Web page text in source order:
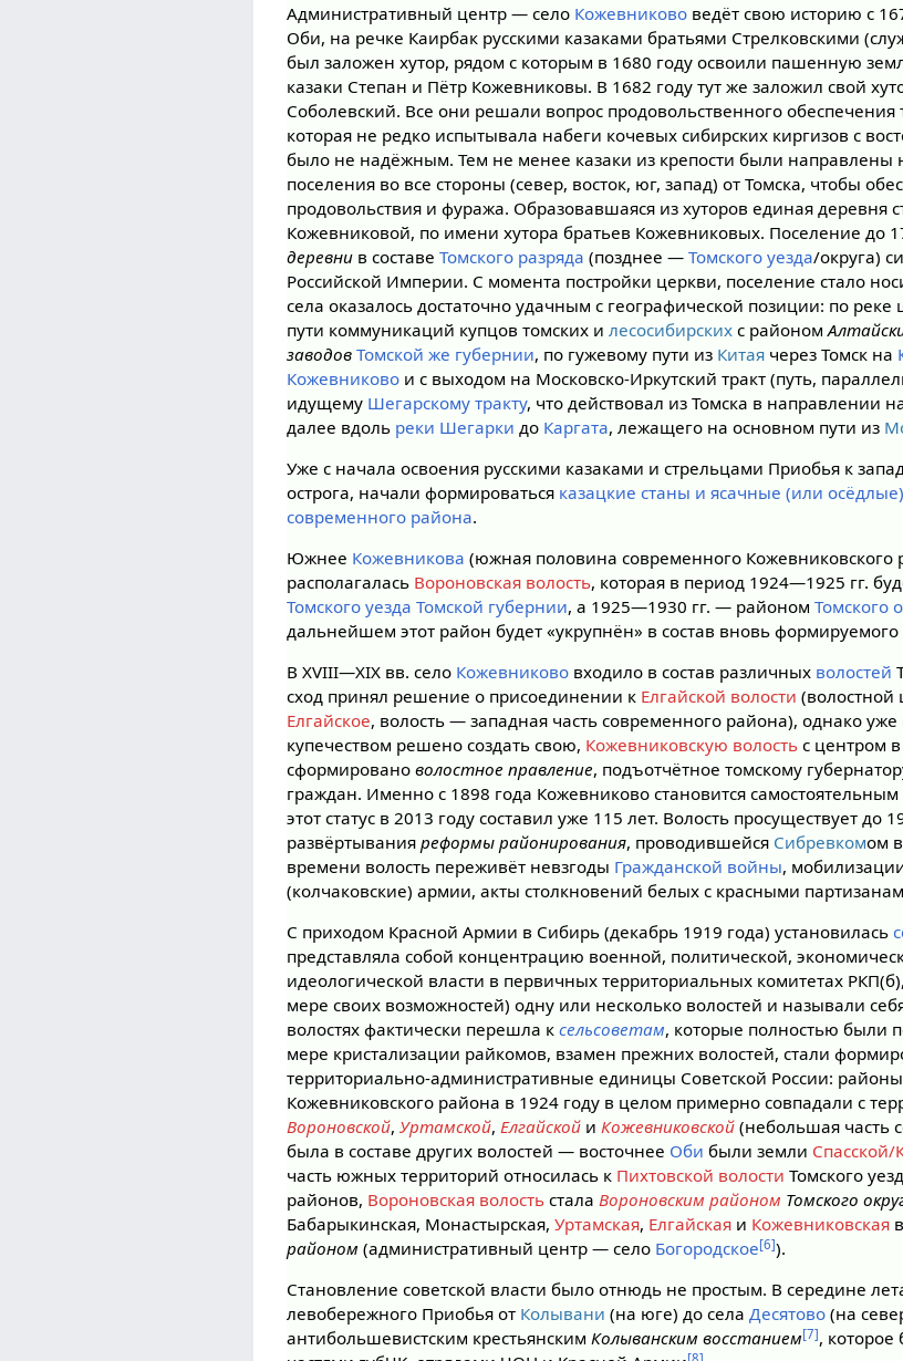
Административный центр — село Кожевниково ведёт свою историю с
Оби, на речке Каирбак русскими казаками братьями Стрелковскими
был заложен хутор, рядом с которым в 1680 году освоили пашенную
казаки Степан и Пётр Кожевниковы. В 1682 году тут же заложил свой
Соболевский. Все они решали вопрос продовольственного обеспечения
которая не редко испытывала набеги кочевых сибирских киргизов с
было не надёжным. Тем не менее казаки из крепости были
поселения во все стороны (север, восток, юг, запад) от Томска, чтобы
продовольствия и фуража. Образовавшаяся из хуторов единая деревня
Кожевниковой, по имени хутора братьев Кожевниковых. Поселение до
деревни в составеТомского разряда (позднее —Томского уезда/округа)
Российской Империи. С момента постройки церкви, поселение стало
села оказалось достаточно удачным с географической позиции: по
пути коммуникаций купцов томских и лесосибирских с районом
заводов Томской же губернии, по гужевому пути из Китая через Томск на
Кожевниково и с выходом на Московско-Иркутский тракт (путь,
идущему Шегарскому тракту, что действовал из Томска в направлении
далее вдоль реки Шегарки до Каргата, лежащего на основном пути из
Уже с начала освоения русскими казаками и стрельцами Приобья к
острога, начали формироваться казацкие станы и ясачные (или
современного района.
Южнее Кожевникова (южная половина современного Кожевниковского
располагалась Вороновская волость, которая в период 1924—1925 гг.
Томского уезда Томской губернии, а 1925—1930 гг. — райономТомского
дальнейшем этот район будет «укрупнён» в состав вновь формируемого
В XVIII—XIX вв. село Кожевниково входило в состав различных волостей
сход принял решение о присоединении к Елгайской волости (волостной
Елгайское, волость — западная часть современного района), однако
купечеством решено создать свою, Кожевниковскую волость с центром
сформировановолостное правление, подъотчётное томскому
граждан. Именно с 1898 года Кожевниково становится
этот статус в 2013 году составил уже 115 лет. Волость просуществует до
развёртыванияреформы районирования, проводившейся Сибревкомом
времени волость переживёт невзгоды Гражданской войны,
(колчаковские) армии, акты столкновений белых с красными
С приходом Красной Армии в Сибирь (декабрь 1919 года) установилась
представляла собой концентрацию военной, политической,
идеологической власти в первичных территориальных комитетах
мере своих возможностей) одну или несколько волостей и называли
волостях фактически перешла ксельсоветам, которые полностью были
мере кристализации райкомов, взамен прежних волостей, стали
территориально-административные единицы Советской России:
Кожевниковского района в 1924 году в целом примерно совпадали с
Вороновской,Уртамской,Елгайской иКожевниковской (небольшая часть
была в составе других волостей — восточнее Оби были земли Спасской/
часть южных территорий относилась к Пихтовской волости Томского
районов, Вороновская волость сталаВороновским районом Томского
Бабарыкинская, Монастырская,Уртамская, Елгайская и Кожевниковская
районом (административный центр — село Богородское[6]).
Становление советской власти было отнюдь не простым. В середине
левобережного Приобья от Колывани (на юге) до селаДесятово (на
антибольшевистским крестьянскимКолыванским восстанием[7],